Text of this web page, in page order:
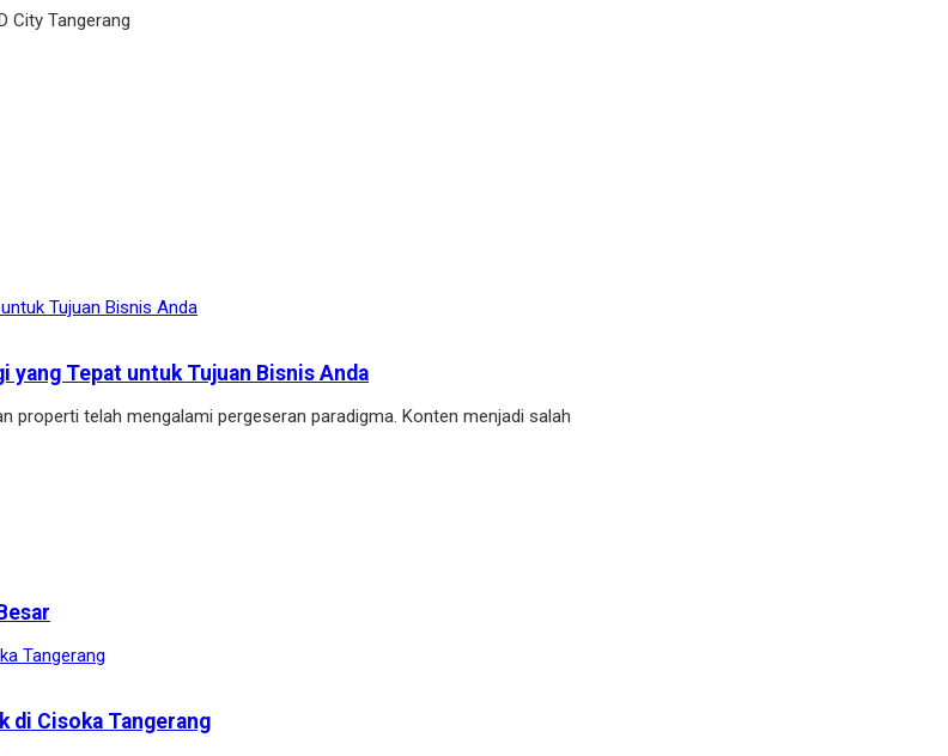
City Tangerang
yang Tepat untuk Tujuan Bisnis Anda
properti telah mengalami pergeseran paradigma. Konten menjadi salah
di Cisoka Tangerang